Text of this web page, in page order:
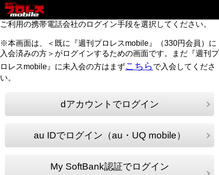
ご利用の携帯電話会社のログイン手段を選択してください。
※本画面は、＜既に『週刊プロレスmobile』（330円会員）に
入会済みの方＞がログインするための画面です。まだ『週刊プ
ロレスmobile』に未入会の方はまずこちら で入会してくださ
い。
dアカウントでログイン
au IDでログイン（au・UQ mobile）
My SoftBank認証でログイン